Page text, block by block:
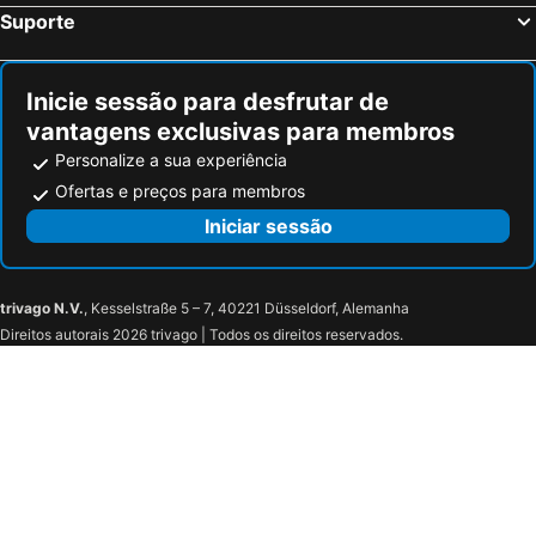
West End Washington DC, Tapestry Collection by Hilton
Residence Inn by Marriott Washington, DC National Mall
Motto by Hilton Washington DC Downtown
The Normandy Hotel
Eaton DC
Hamilton Hotel - Washington DC
Best Western Plus College Park Hotel
Quality Inn
Residence Inn Silver Spring
Courtyard by Marriott Silver Spring Downtown
Hotel Arboretum
La Quinta Inn & Suites by Wyndham Washington DC-Capital NoMA
Suporte
Inicie sessão para desfrutar de
vantagens exclusivas para membros
Personalize a sua experiência
Ofertas e preços para membros
Iniciar sessão
trivago N.V., Kesselstraße 5 – 7, 40221 Düsseldorf, Alemanha
Direitos autorais 2026 trivago | Todos os direitos reservados.